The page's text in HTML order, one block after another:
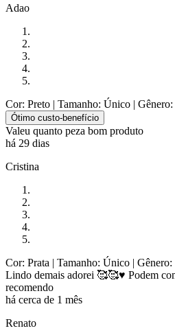
Adao
Cor: Preto | Tamanho: Único |
Ótimo custo-benefício
Valeu quanto peza bom produto
há 29 dias
Cristina
Cor: Prata | Tamanho: Único |
Lindo demais adorei 🥰🥰♥️ Podem
recomendo
há cerca de 1 mês
Renato